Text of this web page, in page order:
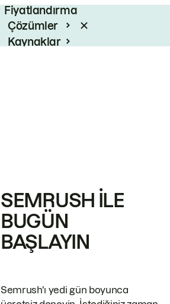
Fiyatlandırma
Çözümler
Kaynaklar
SEMRUSH ILE
BUGÜN
BAŞLAYIN
Semrush'ı yedi gün boyunca